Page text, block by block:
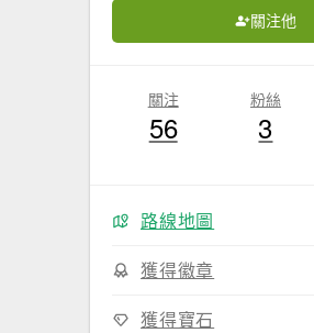
關注他
關注
56
粉絲
3
路線地圖
獲得徽章
獲得寶石